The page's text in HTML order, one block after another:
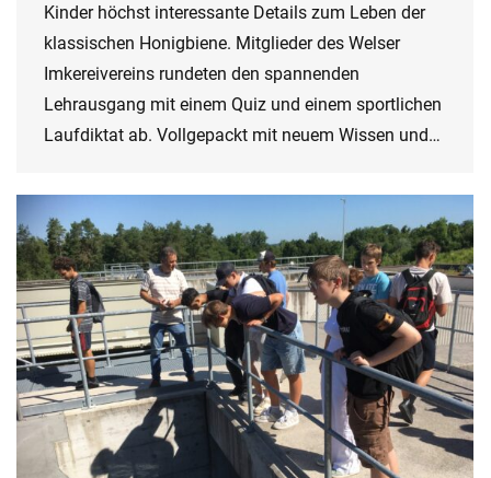
Kinder höchst interessante Details zum Leben der
klassischen Honigbiene. Mitglieder des Welser
Imkereivereins rundeten den spannenden
Lehrausgang mit einem Quiz und einem sportlichen
Laufdiktat ab. Vollgepackt mit neuem Wissen und…